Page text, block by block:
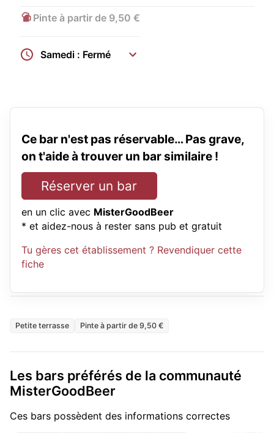
Pinte à partir de 9,50 €
Samedi : Fermé
Ce bar n'est pas réservable… Pas grave,
on t'aide à trouver un bar similaire !
Réserver un bar
en un clic avec MisterGoodBeer
* et aidez-nous à rester sans pub et gratuit
Tu gères cet établissement ? Revendiquer cette
fiche
Petite terrasse Pinte à partir de 9,50 €
Les bars préférés de la communauté
MisterGoodBeer
Ces bars possèdent des informations correctes